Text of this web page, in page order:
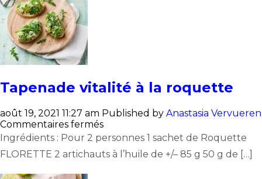
Tapenade vitalité à la roquette
août 19, 2021 11:27 am Published by Anastasia Vervueren
Commentaires ferméssur
Tapenade
à
Ingrédients : Pour 2 personnes 1 sachet de Roquette
FLORETTE 2 artichauts à l’huile de +/– 85 g 50 g de […]